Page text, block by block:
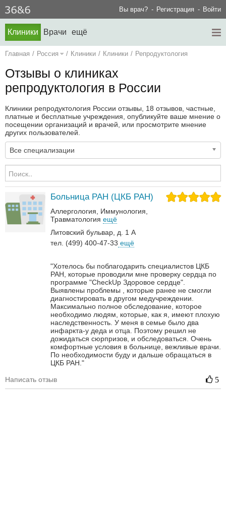
Вы врач? Регистрация Войти
Клиники Врачи ещё
Главная / Россия / Клиники / Клиники / Репродуктология
Отзывы о клиниках
репродуктология в России
Клиники репродуктология России отзывы, 18 отзывов, частные,
платные и бесплатные учреждения, опубликуйте ваше мнение о
посещении организаций и врачей, или просмотрите мнение
других пользователей.
Все специализации
Больница РАН (ЦКБ РАН)
Аллергология
Иммунология
Травматология ещё
Литовский бульвар, д. 1 А
тел. (499) 400-47-33 ещё
"Хотелось бы поблагодарить специалистов ЦКБ
РАН, которые проводили мне проверку сердца по
программе "CheckUp Здоровое сердце".
Выявлены проблемы , которые ранее не смогли
диагностировать в другом медучреждении.
Максимально полное обследование, которое
необходимо людям, которые, как я, имеют плохую
наследственность. У меня в семье было два
инфаркта-у деда и отца. Поэтому решил не
дожидаться сюрпризов, и обследоваться. Очень
комфортные условия в больнице, вежливые врачи.
По необходимости буду и дальше обращаться в
ЦКБ РАН."
Написать отзыв 5